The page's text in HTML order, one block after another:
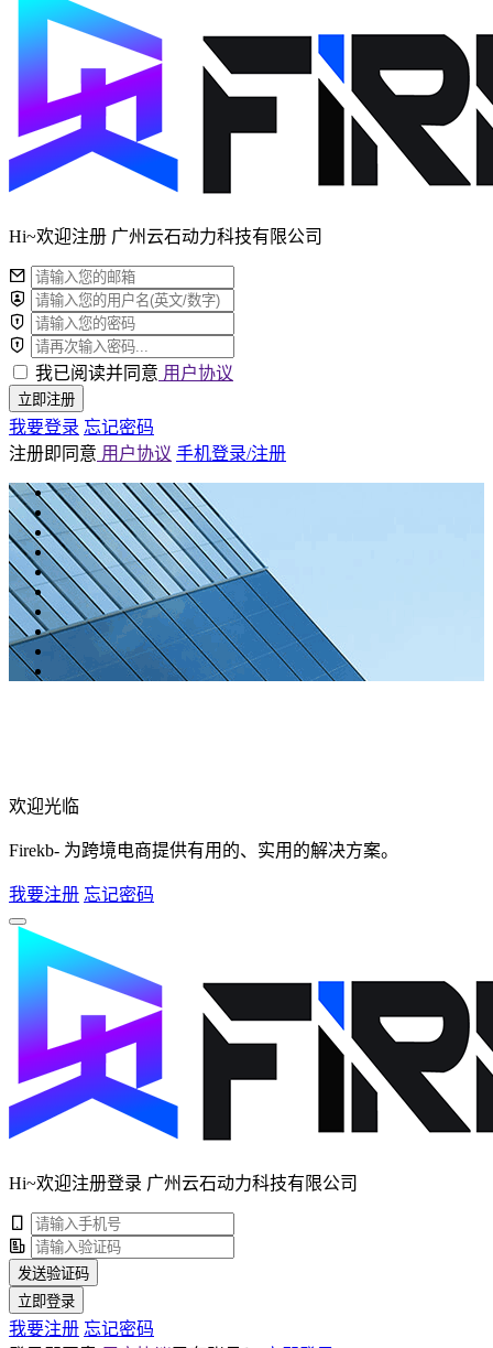
Hi~欢迎注册 广州云石动力科技有限公司
我已阅读并同意 用户协议
立即注册
我要登录 忘记密码
注册即同意 用户协议 手机登录/注册
欢迎光临
Firekb- 为跨境电商提供有用的、实用的解决方案。
我要注册 忘记密码
Hi~欢迎注册登录 广州云石动力科技有限公司
发送验证码
立即登录
我要注册 忘记密码